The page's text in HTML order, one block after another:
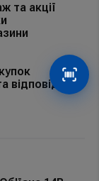
та акції
відповіді